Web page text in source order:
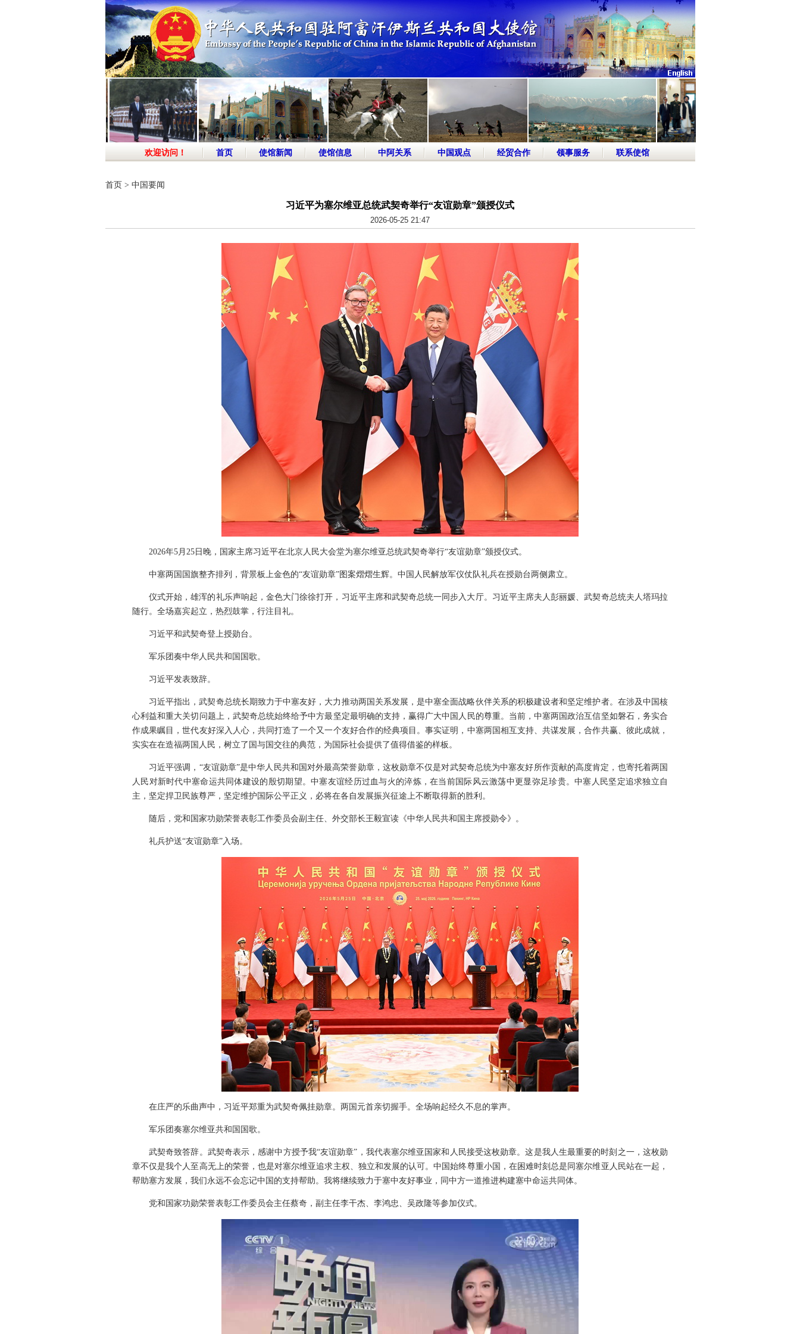
欢迎访问！ 首页 使馆新闻 使馆信息 中阿关系 中国观点 经贸合作 领事服务 联系使馆
首页 > 中国要闻
习近平为塞尔维亚总统武契奇举行“友谊勋章”颁授仪式
2026-05-25 21:47
2026年5月25日晚，国家主席习近平在北京人民大会堂为塞尔维亚总统武契奇举行“友谊勋章”颁授仪式。
中塞两国国旗整齐排列，背景板上金色的“友谊勋章”图案熠熠生辉。中国人民解放军仪仗队礼兵在授勋台两侧肃立。
仪式开始，雄浑的礼乐声响起，金色大门徐徐打开，习近平主席和武契奇总统一同步入大厅。习近平主席夫人彭丽媛、武契奇总统夫人塔玛拉
随行。全场嘉宾起立，热烈鼓掌，行注目礼。
习近平和武契奇登上授勋台。
军乐团奏中华人民共和国国歌。
习近平发表致辞。
习近平指出，武契奇总统长期致力于中塞友好，大力推动两国关系发展，是中塞全面战略伙伴关系的积极建设者和坚定维护者。在涉及中国核
心利益和重大关切问题上，武契奇总统始终给予中方最坚定最明确的支持，赢得广大中国人民的尊重。当前，中塞两国政治互信坚如磐石，务实合
作成果瞩目，世代友好深入人心，共同打造了一个又一个友好合作的经典项目。事实证明，中塞两国相互支持、共谋发展，合作共赢、彼此成就，
实实在在造福两国人民，树立了国与国交往的典范，为国际社会提供了值得借鉴的样板。
习近平强调，“友谊勋章”是中华人民共和国对外最高荣誉勋章，这枚勋章不仅是对武契奇总统为中塞友好所作贡献的高度肯定，也寄托着两国
人民对新时代中塞命运共同体建设的殷切期望。中塞友谊经历过血与火的淬炼，在当前国际风云激荡中更显弥足珍贵。中塞人民坚定追求独立自
主，坚定捍卫民族尊严，坚定维护国际公平正义，必将在各自发展振兴征途上不断取得新的胜利。
随后，党和国家功勋荣誉表彰工作委员会副主任、外交部长王毅宣读《中华人民共和国主席授勋令》。
礼兵护送“友谊勋章”入场。
在庄严的乐曲声中，习近平郑重为武契奇佩挂勋章。两国元首亲切握手。全场响起经久不息的掌声。
军乐团奏塞尔维亚共和国国歌。
武契奇致答辞。武契奇表示，感谢中方授予我“友谊勋章”，我代表塞尔维亚国家和人民接受这枚勋章。这是我人生最重要的时刻之一，这枚勋
章不仅是我个人至高无上的荣誉，也是对塞尔维亚追求主权、独立和发展的认可。中国始终尊重小国，在困难时刻总是同塞尔维亚人民站在一起，
帮助塞方发展，我们永远不会忘记中国的支持帮助。我将继续致力于塞中友好事业，同中方一道推进构建塞中命运共同体。
党和国家功勋荣誉表彰工作委员会主任蔡奇，副主任李干杰、李鸿忠、吴政隆等参加仪式。